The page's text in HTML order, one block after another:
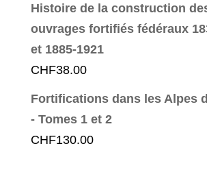
Histoire de la construction
ouvrages fortifiés fédéraux
et 1885-1921
CHF38.00
Fortifications dans les Alpes
- Tomes 1 et 2
CHF130.00